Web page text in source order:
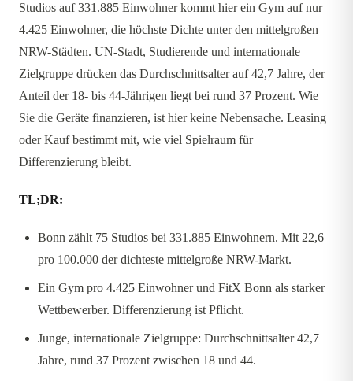
Studios auf 331.885 Einwohner kommt hier ein Gym auf nur
4.425 Einwohner, die höchste Dichte unter den mittelgroßen
NRW-Städten. UN-Stadt, Studierende und internationale
Zielgruppe drücken das Durchschnittsalter auf 42,7 Jahre, der
Anteil der 18- bis 44-Jährigen liegt bei rund 37 Prozent. Wie
Sie die Geräte finanzieren, ist hier keine Nebensache. Leasing
oder Kauf bestimmt mit, wie viel Spielraum für
Differenzierung bleibt.
TL;DR:
Bonn zählt 75 Studios bei 331.885 Einwohnern. Mit 22,6
pro 100.000 der dichteste mittelgroße NRW-Markt.
Ein Gym pro 4.425 Einwohner und FitX Bonn als starker
Wettbewerber. Differenzierung ist Pflicht.
Junge, internationale Zielgruppe: Durchschnittsalter 42,7
Jahre, rund 37 Prozent zwischen 18 und 44.